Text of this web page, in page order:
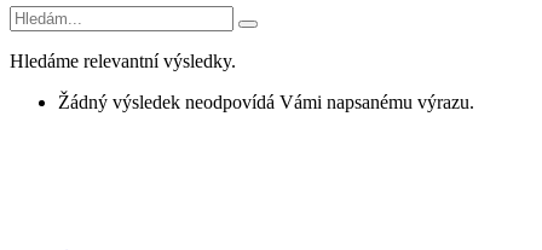
Hledáme relevantní výsledky.
Žádný výsledek neodpovídá Vámi napsanému výrazu.